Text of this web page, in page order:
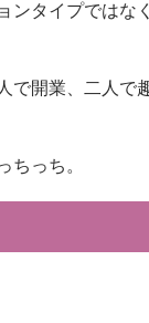
ンタイプではな
で開業、二人で
っち。